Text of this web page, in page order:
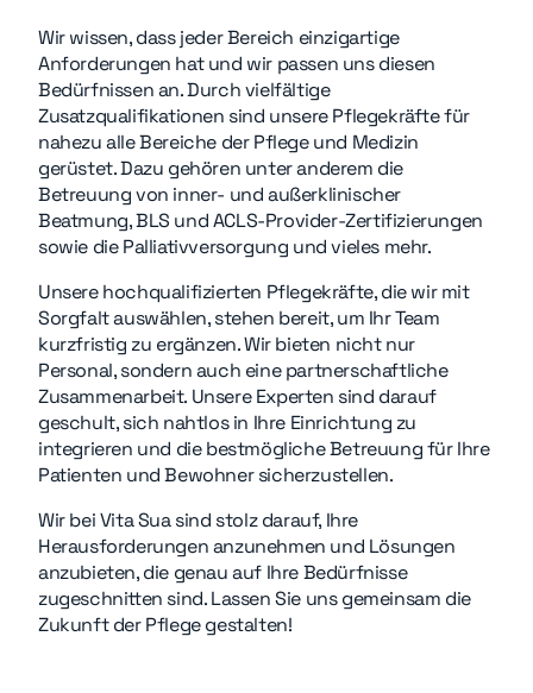
Wir wissen, dass jeder Bereich einzigartige
Anforderungen hat und wir passen uns diesen
Bedürfnissen an. Durch vielfältige
Zusatzqualifikationen sind unsere Pflegekräfte für
nahezu alle Bereiche der Pflege und Medizin
gerüstet. Dazu gehören unter anderem die
Betreuung von inner- und außerklinischer
Beatmung, BLS und ACLS-Provider-Zertifizierungen
sowie die Palliativversorgung und vieles mehr.
Unsere hochqualifizierten Pflegekräfte, die wir mit
Sorgfalt auswählen, stehen bereit, um Ihr Team
kurzfristig zu ergänzen. Wir bieten nicht nur
Personal, sondern auch eine partnerschaftliche
Zusammenarbeit. Unsere Experten sind darauf
geschult, sich nahtlos in Ihre Einrichtung zu
integrieren und die bestmögliche Betreuung für Ihre
Patienten und Bewohner sicherzustellen.
Wir bei Vita Sua sind stolz darauf, Ihre
Herausforderungen anzunehmen und Lösungen
anzubieten, die genau auf Ihre Bedürfnisse
zugeschnitten sind. Lassen Sie uns gemeinsam die
Zukunft der Pflege gestalten!